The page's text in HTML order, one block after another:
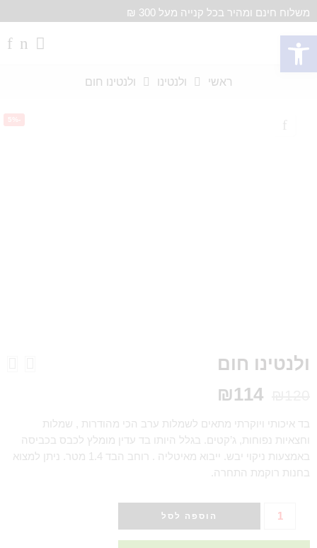
משלוח חינם ומהיר בכל קנייה מעל 300 ₪
ראשי ולנטינו ולנטינו חום
-5%
ולנטינו חום
₪114
בד איכותי ויוקרתי מתאים לשמלות ערב הכי מהודרות , שמלות
וחצאיות נפוחות, ג’קטים. בגלל היותו בד עדין מומלץ לכבס בכביסה
באמצעות ניקוי יבש. ייבוא מאיטליה . רוחב הבד 1.4 מטר. ניתן למצוא
בחנות רוקמת התחרה.
הוספה לסל
פתח סרגל נגישות